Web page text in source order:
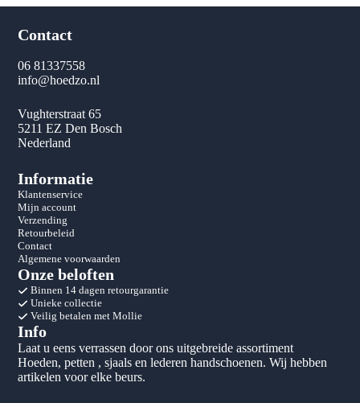
Contact
06 81337558
info@hoedzo.nl
Vughterstraat 65
5211 EZ Den Bosch
Nederland
Informatie
Klantenservice
Mijn account
Verzending
Retourbeleid
Contact
Algemene voorwaarden
Onze beloften
Binnen 14 dagen retourgarantie
Unieke collectie
Veilig betalen met Mollie
Info
Laat u eens verrassen door ons uitgebreide assortiment
Hoeden, petten , sjaals en lederen handschoenen. Wij hebben
artikelen voor elke beurs.